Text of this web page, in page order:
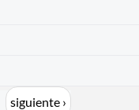
siguiente ›